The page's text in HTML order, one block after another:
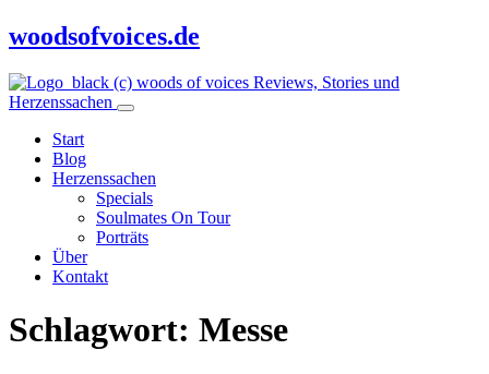
woodsofvoices.de
Reviews, Stories und
Herzenssachen
Start
Blog
Herzenssachen
Specials
Soulmates On Tour
Porträts
Über
Kontakt
Schlagwort: Messe